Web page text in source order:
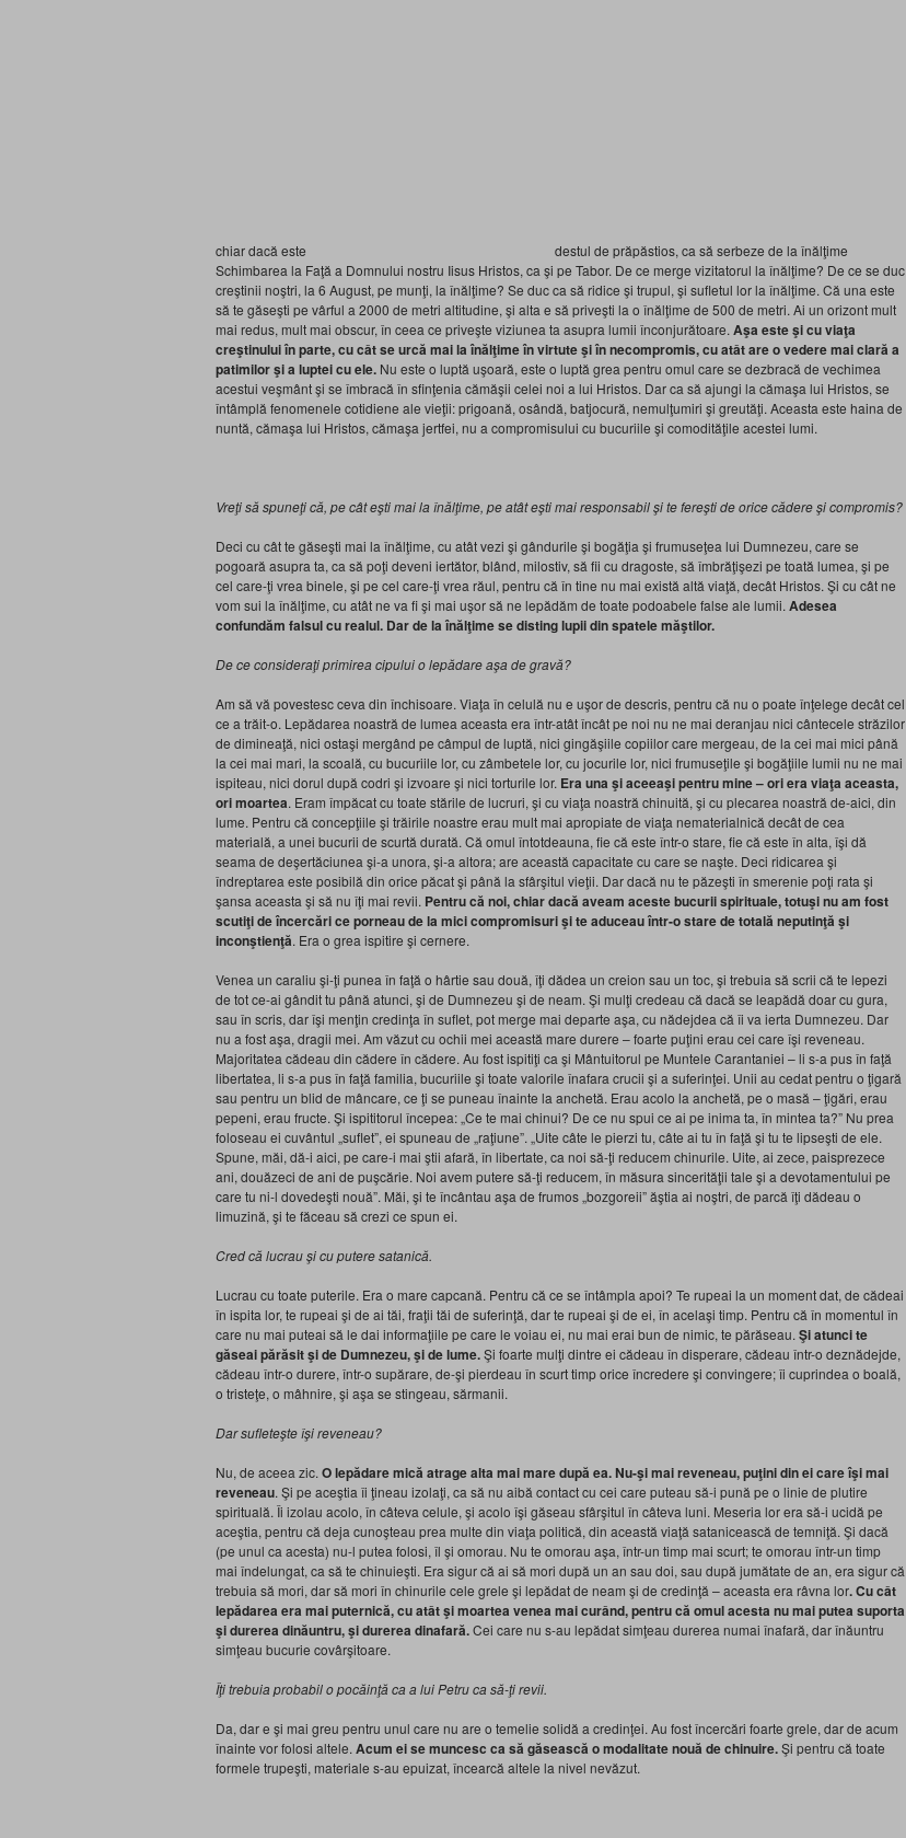
chiar dacă este
destul de prăpăstios, ca să serbeze de la înălţime
Schimbarea la Faţă a Domnului nostru Iisus Hristos, ca şi pe Tabor. De ce merge vizitatorul la înălţime? De ce se duc
creştinii noştri, la 6 August, pe munţi, la înălţime? Se duc ca să ridice şi trupul, şi sufletul lor la înălţime. Că una este
să te găseşti pe vârful a 2000 de metri altitudine, şi alta e să priveşti la o înălţime de 500 de metri. Ai un orizont mult
mai redus, mult mai obscur, în ceea ce priveşte viziunea ta asupra lumii înconjurătoare. Aşa este şi cu viaţa
creştinului în parte, cu cât se urcă mai la înălţime în virtute şi în necompromis, cu atât are o vedere mai clară a
patimilor şi a luptei cu ele. Nu este o luptă uşoară, este o luptă grea pentru omul care se dezbracă de vechimea
acestui veşmânt şi se îmbracă în sfinţenia cămăşii celei noi a lui Hristos. Dar ca să ajungi la cămaşa lui Hristos, se
întâmplă fenomenele cotidiene ale vieţii: prigoană, osândă, batjocură, nemulţumiri şi greutăţi. Aceasta este haina de
nuntă, cămaşa lui Hristos, cămaşa jertfei, nu a compromisului cu bucuriile şi comodităţile acestei lumi.
Vreţi să spuneţi că, pe cât eşti mai la înălţime, pe atât eşti mai responsabil şi te fereşti de orice cădere şi compromis?
Deci cu cât te găseşti mai la înălţime, cu atât vezi şi gândurile şi bogăţia şi frumuseţea lui Dumnezeu, care se
pogoară asupra ta, ca să poţi deveni iertător, blând, milostiv, să fii cu dragoste, să îmbrăţişezi pe toată lumea, şi pe
cel care-ţi vrea binele, şi pe cel care-ţi vrea răul, pentru că în tine nu mai există altă viaţă, decât Hristos. Şi cu cât ne
vom sui la înălţime, cu atât ne va fi şi mai uşor să ne lepădăm de toate podoabele false ale lumii. Adesea
confundăm falsul cu realul. Dar de la înălţime se disting lupii din spatele măştilor.
De ce consideraţi primirea cipului o lepădare aşa de gravă?
Am să vă povestesc ceva din închisoare. Viaţa în celulă nu e uşor de descris, pentru că nu o poate înţelege decât cel
ce a trăit-o. Lepădarea noastră de lumea aceasta era într-atât încât pe noi nu ne mai deranjau nici cântecele străzilor
de dimineaţă, nici ostaşi mergând pe câmpul de luptă, nici gingăşiile copiilor care mergeau, de la cei mai mici până
la cei mai mari, la scoală, cu bucuriile lor, cu zâmbetele lor, cu jocurile lor, nici frumuseţile şi bogăţiile lumii nu ne mai
ispiteau, nici dorul după codri şi izvoare şi nici torturile lor. Era una şi aceeaşi pentru mine – ori era viaţa aceasta,
ori moartea. Eram împăcat cu toate stările de lucruri, şi cu viaţa noastră chinuită, şi cu plecarea noastră de-aici, din
lume. Pentru că concepţiile şi trăirile noastre erau mult mai apropiate de viaţa nematerialnică decât de cea
materială, a unei bucurii de scurtă durată. Că omul întotdeauna, fie că este într-o stare, fie că este în alta, îşi dă
seama de deşertăciunea şi-a unora, şi-a altora; are această capacitate cu care se naşte. Deci ridicarea şi
îndreptarea este posibilă din orice păcat şi până la sfârşitul vieţii. Dar dacă nu te păzeşti în smerenie poţi rata şi
şansa aceasta şi să nu îţi mai revii. Pentru că noi, chiar dacă aveam aceste bucurii spirituale, totuşi nu am fost
scutiţi de încercări ce porneau de la mici compromisuri şi te aduceau într-o stare de totală neputinţă şi
inconştienţă. Era o grea ispitire şi cernere.
Venea un caraliu şi-ţi punea în faţă o hârtie sau două, îţi dădea un creion sau un toc, şi trebuia să scrii că te lepezi
de tot ce-ai gândit tu până atunci, şi de Dumnezeu şi de neam. Şi mulţi credeau că dacă se leapădă doar cu gura,
sau în scris, dar îşi menţin credinţa în suflet, pot merge mai departe aşa, cu nădejdea că îi va ierta Dumnezeu. Dar
nu a fost aşa, dragii mei. Am văzut cu ochii mei această mare durere – foarte puţini erau cei care îşi reveneau.
Majoritatea cădeau din cădere în cădere. Au fost ispitiţi ca şi Mântuitorul pe Muntele Carantaniei – li s-a pus în faţă
libertatea, li s-a pus în faţă familia, bucuriile şi toate valorile înafara crucii şi a suferinţei. Unii au cedat pentru o ţigară
sau pentru un blid de mâncare, ce ţi se puneau înainte la anchetă. Erau acolo la anchetă, pe o masă – ţigări, erau
pepeni, erau fructe. Şi ispititorul începea: „Ce te mai chinui? De ce nu spui ce ai pe inima ta, în mintea ta?” Nu prea
foloseau ei cuvântul „suflet”, ei spuneau de „raţiune”. „Uite câte le pierzi tu, câte ai tu în faţă şi tu te lipseşti de ele.
Spune, măi, dă-i aici, pe care-i mai ştii afară, în libertate, ca noi să-ţi reducem chinurile. Uite, ai zece, paisprezece
ani, douăzeci de ani de puşcărie. Noi avem putere să-ţi reducem, în măsura sincerităţii tale şi a devotamentului pe
care tu ni-l dovedeşti nouă”. Măi, şi te încântau aşa de frumos „bozgoreii” ăştia ai noştri, de parcă îţi dădeau o
limuzină, şi te făceau să crezi ce spun ei.
Cred că lucrau şi cu putere satanică.
Lucrau cu toate puterile. Era o mare capcană. Pentru că ce se întâmpla apoi? Te rupeai la un moment dat, de cădeai
în ispita lor, te rupeai şi de ai tăi, fraţii tăi de suferinţă, dar te rupeai şi de ei, în acelaşi timp. Pentru că în momentul în
care nu mai puteai să le dai informaţiile pe care le voiau ei, nu mai erai bun de nimic, te părăseau. Şi atunci te
găseai părăsit şi de Dumnezeu, şi de lume.Şi foarte mulţi dintre ei cădeau în disperare, cădeau într-o deznădejde,
cădeau într-o durere, într-o supărare, de-şi pierdeau în scurt timp orice încredere şi convingere; îi cuprindea o boală,
o tristeţe, o mâhnire, şi aşa se stingeau, sărmanii.
Dar sufleteşte îşi reveneau?
Nu, de aceea zic. O lepădare mică atrage alta mai mare după ea. Nu-şi mai reveneau, puţini din ei care îşi mai
reveneau. Şi pe aceştia îi ţineau izolaţi, ca să nu aibă contact cu cei care puteau să-i pună pe o linie de plutire
spirituală. Îi izolau acolo, în câteva celule, şi acolo îşi găseau sfârşitul în câteva luni. Meseria lor era să-i ucidă pe
aceştia, pentru că deja cunoşteau prea multe din viaţa politică, din această viaţă satanicească de temniţă. Şi dacă
(pe unul ca acesta) nu-l putea folosi, îl şi omorau. Nu te omorau aşa, într-un timp mai scurt; te omorau într-un timp
mai îndelungat, ca să te chinuieşti. Era sigur că ai să mori după un an sau doi, sau după jumătate de an, era sigur că
trebuia să mori, dar să mori în chinurile cele grele şi lepădat de neam şi de credinţă – aceasta era râvna lor. Cu cât
lepădarea era mai puternică, cu atât şi moartea venea mai curând, pentru că omul acesta nu mai putea suporta
şi durerea dinăuntru, şi durerea dinafară.Cei care nu s-au lepădat simţeau durerea numai înafară, dar înăuntru
simţeau bucurie covârşitoare.
Îţi trebuia probabil o pocăinţă ca a lui Petru ca să-ţi revii.
Da, dar e şi mai greu pentru unul care nu are o temelie solidă a credinţei. Au fost încercări foarte grele, dar de acum
înainte vor folosi altele. Acum ei se muncesc ca să găsească o modalitate nouă de chinuire.Şi pentru că toate
formele trupeşti, materiale s-au epuizat, încearcă altele la nivel nevăzut.